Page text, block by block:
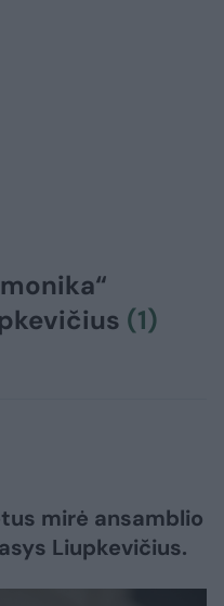
(1)
mirė ansamblio
Liupkevičius.